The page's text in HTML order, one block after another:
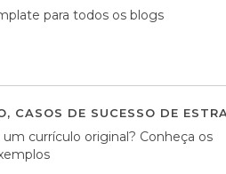
para todos os blogs
, CASOS DE SUCESSO DE
currículo original? Conheça os